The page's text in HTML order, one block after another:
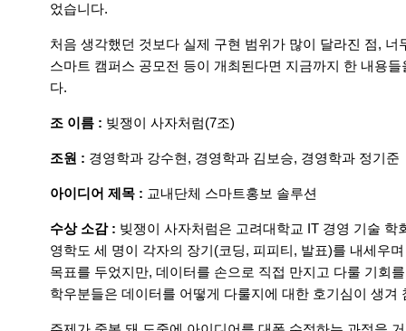
었습니다.
처음 생각했던 것보다 실제 구현 범위가 많이 달라진 점,
스마트 캠퍼스 공모전 등이 개최된다면 지금까지 한 내용
다.
조 이름 : 빚쟁이 사자처럼(7조)
조원 : 경영학과 강수현, 경영학과 김보승, 경영학과 정기준
아이디어 제목 : 교내단체 스마트홍보 솔루션
수상 소감 : 빚쟁이 사자처럼은 고려대학교 IT 경영 기술
영학도 세 명이 각자의 장기(코딩, 피피티, 발표)를 내세우
목표를 두었지만, 데이터를 손으로 직접 만지고 다룰 기회
학우분들은 데이터를 어떻게 다룰지에 대한 호기심이 생